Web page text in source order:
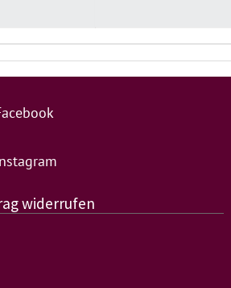
widerrufen